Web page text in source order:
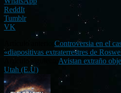
ReddIt
Tumblr
VK
Controversia en el
«diapositivas extraterrestres de
Artículo siguiente Avistan extraño
Utah (E.U)